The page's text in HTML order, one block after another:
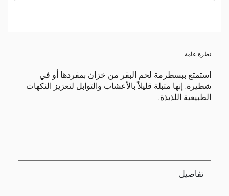
نظرة عامة
استمتع ببسطرمة لحم البقر من خزان بمفردها أو في
شطيرة. إنها متبلة قليلاً بالأعشاب والتوابل لتعزيز النكهات
الطبيعية اللذيذة.
تفاصيل